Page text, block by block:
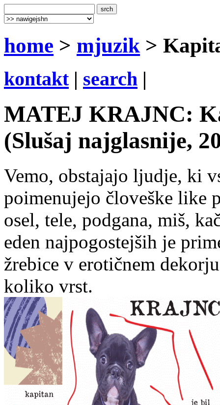
home > mjuzik >
kontakt| search |
MATEJ KRAJNC:
(Slušaj najglasnije,
Vemo, obstajajo ljudje, ki
poimenujejo človeške like
osel, tele, podgana, miš,
eden najpogostejših je
žrebice v erotičnem
koliko vrst.